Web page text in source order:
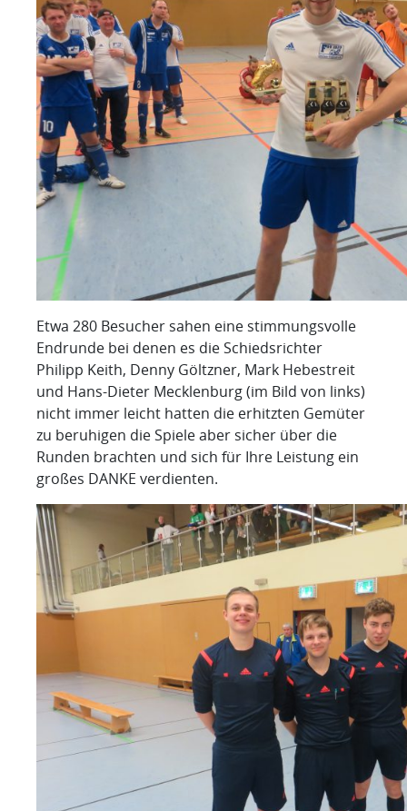
Etwa 280 Besucher sahen eine stimmungsvolle
Endrunde bei denen es die Schiedsrichter
Philipp Keith, Denny Göltzner, Mark Hebestreit
und Hans-Dieter Mecklenburg (im Bild von links)
nicht immer leicht hatten die erhitzten Gemüter
zu beruhigen die Spiele aber sicher über die
Runden brachten und sich für Ihre Leistung ein
großes DANKE verdienten.